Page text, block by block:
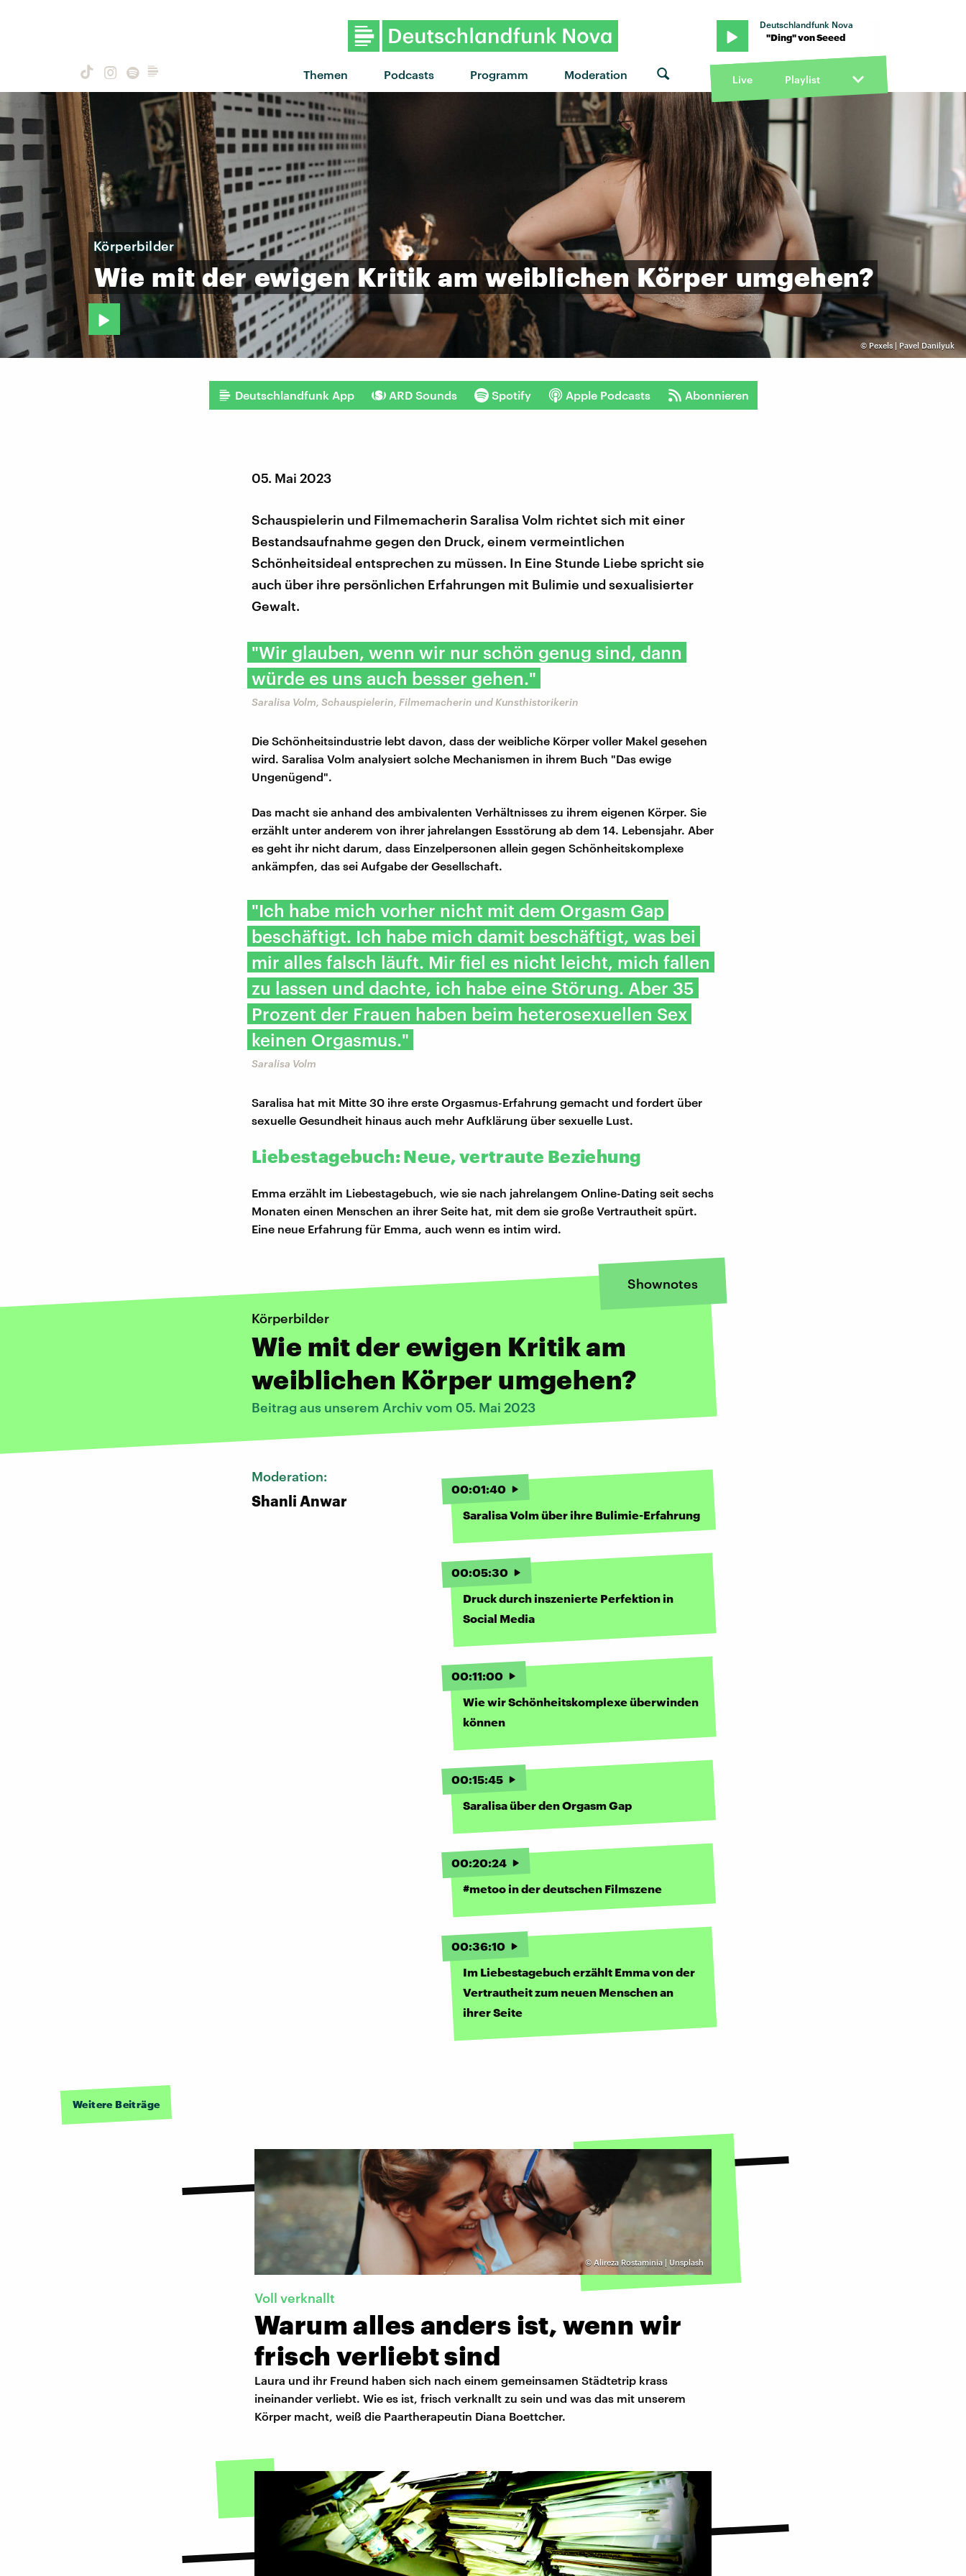
Themen Podcasts Programm Moderation
Deutschlandfunk Nova
"Ding" von Seeed · "Ding" von Seeed · "Ding" von Seeed
Live Playlist
© Pexels | Pavel Danilyuk
Körperbilder
Wie mit der ewigen Kritik am weiblichen Körper umgehen?
Deutschlandfunk App ARD Sounds Spotify Apple Podcasts Abonnieren
05. Mai 2023
Schauspielerin und Filmemacherin Saralisa Volm richtet sich mit einer
Bestandsaufnahme gegen den Druck, einem vermeintlichen
Schönheitsideal entsprechen zu müssen. In Eine Stunde Liebe spricht sie
auch über ihre persönlichen Erfahrungen mit Bulimie und sexualisierter
Gewalt.
"Wir glauben, wenn wir nur schön genug sind, dann
würde es uns auch besser gehen."
Saralisa Volm, Schauspielerin, Filmemacherin und Kunsthistorikerin
Die Schönheitsindustrie lebt davon, dass der weibliche Körper voller Makel gesehen
wird. Saralisa Volm analysiert solche Mechanismen in ihrem Buch "Das ewige
Ungenügend".
Das macht sie anhand des ambivalenten Verhältnisses zu ihrem eigenen Körper. Sie
erzählt unter anderem von ihrer jahrelangen Essstörung ab dem 14. Lebensjahr. Aber
es geht ihr nicht darum, dass Einzelpersonen allein gegen Schönheitskomplexe
ankämpfen, das sei Aufgabe der Gesellschaft.
"Ich habe mich vorher nicht mit dem Orgasm Gap
beschäftigt. Ich habe mich damit beschäftigt, was bei
mir alles falsch läuft. Mir fiel es nicht leicht, mich fallen
zu lassen und dachte, ich habe eine Störung. Aber 35
Prozent der Frauen haben beim heterosexuellen Sex
keinen Orgasmus."
Saralisa Volm
Saralisa hat mit Mitte 30 ihre erste Orgasmus-Erfahrung gemacht und fordert über
sexuelle Gesundheit hinaus auch mehr Aufklärung über sexuelle Lust.
Liebestagebuch: Neue, vertraute Beziehung
Emma erzählt im Liebestagebuch, wie sie nach jahrelangem Online-Dating seit sechs
Monaten einen Menschen an ihrer Seite hat, mit dem sie große Vertrautheit spürt.
Eine neue Erfahrung für Emma, auch wenn es intim wird.
Shownotes
Körperbilder
Wie mit der ewigen Kritik am
weiblichen Körper umgehen?
Beitrag aus unserem Archiv vom 05. Mai 2023
Moderation:
Shanli Anwar
00:01:40
Saralisa Volm über ihre Bulimie-Erfahrung
00:05:30
Druck durch inszenierte Perfektion in
Social Media
00:11:00
Wie wir Schönheitskomplexe überwinden
können
00:15:45
Saralisa über den Orgasm Gap
00:20:24
#metoo in der deutschen Filmszene
00:36:10
Im Liebestagebuch erzählt Emma von der
Vertrautheit zum neuen Menschen an
ihrer Seite
Weitere Beiträge
© Alireza Rostaminia | Unsplash
Voll verknallt
Warum alles anders ist, wenn wir
frisch verliebt sind
Laura und ihr Freund haben sich nach einem gemeinsamen Städtetrip krass
ineinander verliebt. Wie es ist, frisch verknallt zu sein und was das mit unserem
Körper macht, weiß die Paartherapeutin Diana Boettcher.